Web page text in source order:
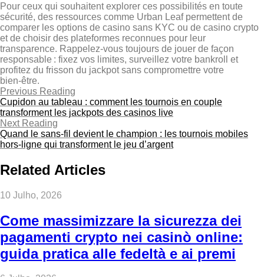
Pour ceux qui souhaitent explorer ces possibilités en toute
sécurité, des ressources comme Urban Leaf permettent de
comparer les options de casino sans KYC ou de casino crypto
et de choisir des plateformes reconnues pour leur
transparence. Rappelez‑vous toujours de jouer de façon
responsable : fixez vos limites, surveillez votre bankroll et
profitez du frisson du jackpot sans compromettre votre
bien‑être.
Previous Reading
Cupidon au tableau : comment les tournois en couple
transforment les jackpots des casinos live
Next Reading
Quand le sans‑fil devient le champion : les tournois mobiles
hors‑ligne qui transforment le jeu d’argent
Related Articles
10 Julho, 2026
Come massimizzare la sicurezza dei
pagamenti crypto nei casinò online:
guida pratica alle fedeltà e ai premi